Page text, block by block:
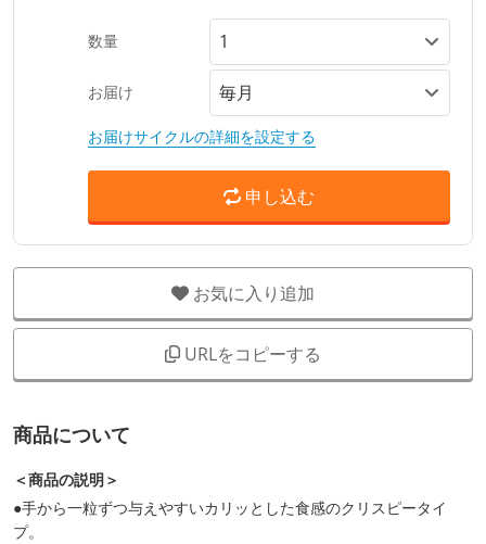
数量
お届け
お届けサイクルの詳細を設定する
申し込む
お気に入り追加
URLをコピーする
商品について
＜商品の説明＞
●手から一粒ずつ与えやすいカリッとした食感のクリスピータイ
プ。